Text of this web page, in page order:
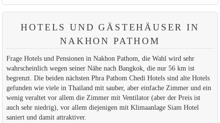
HOTELS UND GÄSTEHÄUSER IN
NAKHON PATHOM
Frage Hotels und Pensionen in Nakhon Pathom, die Wahl wird sehr
wahrscheinlich wegen seiner Nähe nach Bangkok, die nur 56 km ist
begrenzt. Die beiden nächsten Phra Pathom Chedi Hotels sind alte Hotels
gefunden wie viele in Thailand mit sauber, aber einfache Zimmer und ein
wenig veraltet vor allem die Zimmer mit Ventilator (aber der Preis ist
auch sehr niedrig), vor allem diejenigen mit Klimaanlage Siam Hotel
saniert und damit attraktiver.